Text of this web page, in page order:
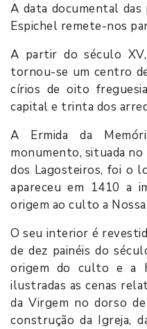
A data documental das
Espichel remete-nos
A partir do século
tornou-se um centro
círios de oito
capital e trinta dos
A Ermida da
monumento, situada no
dos Lagosteiros, foi o
apareceu em 1410 a
origem ao culto a
O seu interior é
de dez painéis do
origem do culto e a
ilustradas as cenas
da Virgem no dorso
construção da Igreja,